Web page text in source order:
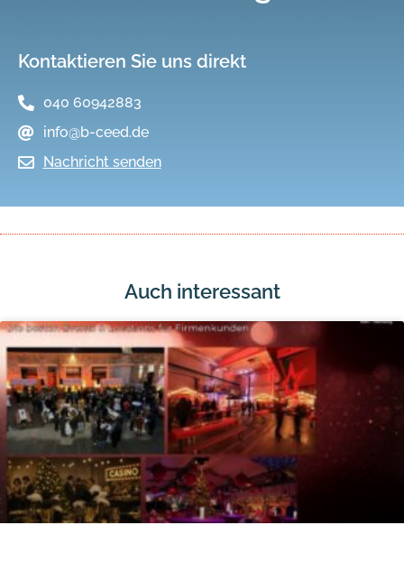
Kontaktieren Sie uns direkt
040 60942883
info@b-ceed.de
Nachricht senden
Auch interessant